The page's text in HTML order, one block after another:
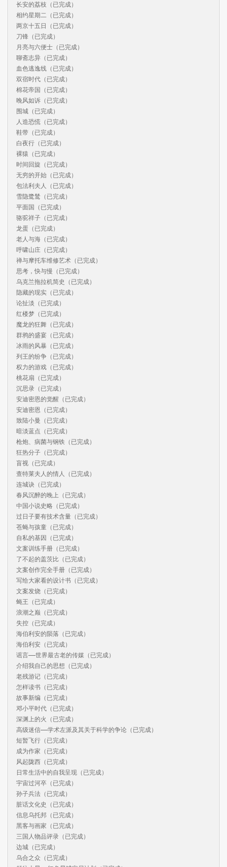
长安的荔枝（已完成）
相约星期二（已完成）
两京十五日（已完成）
刀锋（已完成）
月亮与六便士（已完成）
聊斋志异（已完成）
血色逃逸线（已完成）
双宿时代（已完成）
棉花帝国（已完成）
晚风如诉（已完成）
围城（已完成）
人造恐慌（已完成）
鞋带（已完成）
白夜行（已完成）
裸猿（已完成）
时间回旋（已完成）
无穷的开始（已完成）
包法利夫人（已完成）
雪隐鹭鸶（已完成）
平面国（已完成）
骆驼祥子（已完成）
龙蛋（已完成）
老人与海（已完成）
呼啸山庄（已完成）
禅与摩托车维修艺术（已完成）
思考，快与慢（已完成）
乌克兰拖拉机简史（已完成）
隐藏的现实（已完成）
论扯淡（已完成）
红楼梦（已完成）
魔龙的狂舞（已完成）
群鸦的盛宴（已完成）
冰雨的风暴（已完成）
列王的纷争（已完成）
权力的游戏（已完成）
桃花扇（已完成）
沉思录（已完成）
安迪密恩的觉醒（已完成）
安迪密恩（已完成）
致陆小曼（已完成）
暗淡蓝点（已完成）
枪炮、病菌与钢铁（已完成）
狂热分子（已完成）
盲视（已完成）
查特莱夫人的情人（已完成）
连城诀（已完成）
春风沉醉的晚上（已完成）
中国小说史略（已完成）
过日子要有技术含量（已完成）
苍蝇与孩童（已完成）
自私的基因（已完成）
文案训练手册（已完成）
了不起的盖茨比（已完成）
文案创作完全手册（已完成）
写给大家看的设计书（已完成）
文案发烧（已完成）
蝇王（已完成）
浪潮之巅（已完成）
失控（已完成）
海伯利安的陨落（已完成）
海伯利安（已完成）
谣言——世界最古老的传媒（已完成）
介绍我自己的思想（已完成）
老残游记（已完成）
怎样读书（已完成）
故事新编（已完成）
邓小平时代（已完成）
深渊上的火（已完成）
高级迷信——学术左派及其关于科学的争论（已完成）
短暂飞行（已完成）
成为作家（已完成）
风起陇西（已完成）
日常生活中的自我呈现（已完成）
宇宙过河卒（已完成）
孙子兵法（已完成）
脏话文化史（已完成）
信息乌托邦（已完成）
黑客与画家（已完成）
三国人物品评录（已完成）
边城（已完成）
乌合之众（已完成）